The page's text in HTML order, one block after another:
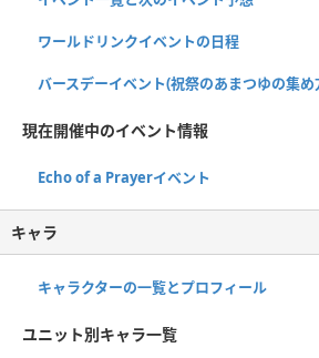
ワールドリンクイベントの日程
バースデーイベント(祝祭のあまつゆの集め
現在開催中のイベント情報
Echo of a Prayerイベント
キャラ
キャラクターの一覧とプロフィール
ユニット別キャラ一覧